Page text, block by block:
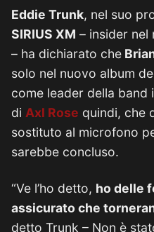
Eddie Trunk, nel suo
SIRIUS XM – insider
– ha dichiarato che
solo nel nuovo album
come leader della
di Axl Rose quindi, che
sostituto al microfono
sarebbe concluso.
“Ve l’ho detto, ho delle
assicurato che
detto Trunk – Non è